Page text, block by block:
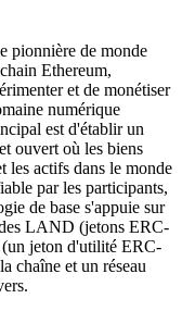
pionnière de monde
Ethereum,
et de monétiser
numérique
est d'établir un
ouvert où les biens
actifs dans le monde
par les participants,
de base s'appuie sur
LAND (jetons ERC-
jeton d'utilité ERC-
chaîne et un réseau